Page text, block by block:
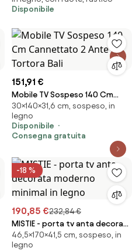
Disponibile
151,91 €
Mobile TV Sospeso 140 Cm
Cannettato 2 Ante Tortora Bali
30×140×31,6 cm, sospeso, in
legno
Disponibile
Consegna gratuita
-18 %
190,85 €232,84 €
MISTIE - porta tv anta decorata
moderno minimal in legno
46,5×170×41,5 cm, sospeso, in
legno